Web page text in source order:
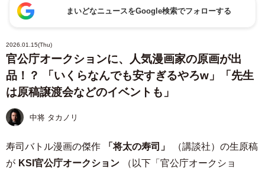
まいどなニュースをGoogle検索でフォローする
2026.01.15(Thu)
官公庁オークションに、人気漫画家の原画が出
品！？ 「いくらなんでも安すぎるやろw」「先生
は原稿譲渡会などのイベントも」
中将 タカノリ
寿司バトル漫画の傑作 「将太の寿司」
（講談社）の生原稿
が KSI官公庁オークション
（以下「官公庁オークショ